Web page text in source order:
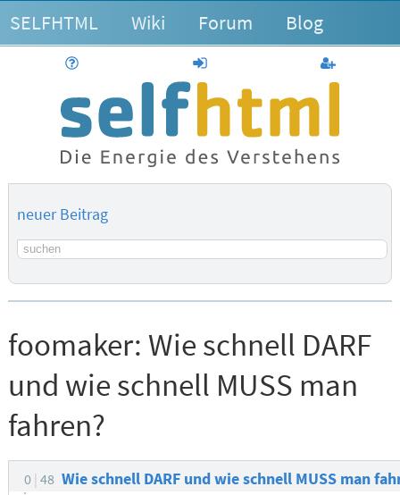
SELFHTML Wiki Forum Blog
anmelden
neuer Beitrag
Suchbegriff
foomaker: Wie schnell DARF
und wie schnell MUSS man
fahren?
0 48 Wie schnell DARF und wie schnell MUSS man